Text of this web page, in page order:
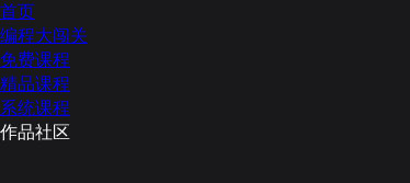
首页
编程大闯关
免费课程
精品课程
系统课程
作品社区